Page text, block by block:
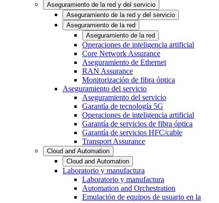
Aseguramiento de la red y del servicio
Aseguramiento de la red y del servicio
Aseguramiento de la red
Aseguramiento de la red
Operaciones de inteligencia artificial
Core Network Assurance
Aseguramiento de Ethernet
RAN Assurance
Monitorización de fibra óptica
Aseguramiento del servicio
Aseguramiento del servicio
Garantía de tecnología 5G
Operaciones de inteligencia artificial
Garantía de servicios de fibra óptica
Garantía de servicios HFC/cable
Transport Assurance
Cloud and Automation
Cloud and Automation
Laboratorio y manufactura
Laboratorio y manufactura
Automation and Orchestration
Emulación de equipos de usuario en la